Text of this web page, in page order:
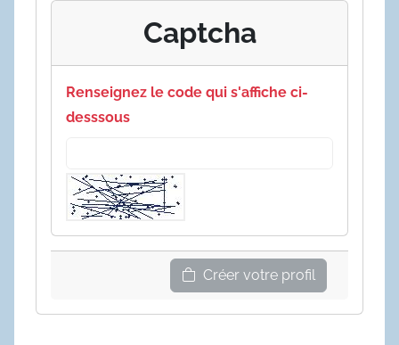
Captcha
Renseignez le code qui s'affiche ci-
desssous
Créer votre profil